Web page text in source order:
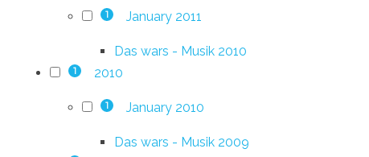
1 January 2011
Das wars - Musik 2010
1 2010
1 January 2010
Das wars - Musik 2009